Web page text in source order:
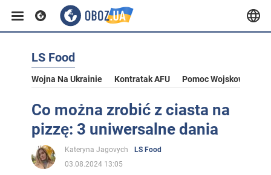
LS Food
Wojna Na Ukrainie Kontratak AFU Pomoc Wojskowa Dla
Co można zrobić z ciasta na
pizzę: 3 uniwersalne dania
Kateryna Jagovych
LS Food
03.08.2024 13:05